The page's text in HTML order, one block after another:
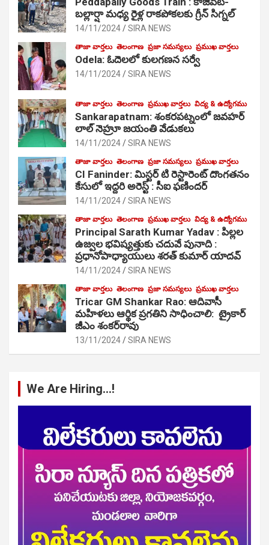
బల్లార్షా మధ్య రైళ్ల రాకపోకలకు గ్రీన్ సిగ్నల్
14/11/2024 SIRA NEWS
తాజా వార్తలు తెలంగాణ ప్రజా సమస్యలు ప్రముఖ వార్తలు
Odela: ఓదెలలో కులగణన సర్వే
14/11/2024 SIRA NEWS
తాజా వార్తలు తెలంగాణ ప్రముఖ వార్తలు విద్య & ఉద్యోగము
Sankarapatnam: శంకరపట్నంలో జవహర్
లాల్ నెహ్రూ జయంతి వేడుకలు
14/11/2024 SIRA NEWS
తాజా వార్తలు తెలంగాణ ప్రజా సమస్యలు ప్రముఖ వార్తలు
CI Faninder: మిస్టర్ టి రెస్టారెంట్ దొంగతనం
కేసులో ఇద్దరి అరెస్ట్ : సీఐ ఫణిందర్
14/11/2024 SIRA NEWS
తాజా వార్తలు తెలంగాణ ప్రముఖ వార్తలు విద్య & ఉద్యోగము
Principal Sarath Kumar Yadav : పిల్లల
ఉజ్వల భవిష్యత్తుకు చదువే పునాది :
ప్రధానోపాధ్యాయులు శరత్ కుమార్ యాదవ్
14/11/2024 SIRA NEWS
తాజా వార్తలు తెలంగాణ ప్రజా సమస్యలు ప్రముఖ వార్తలు
Tricar GM Shankar Rao: ఆదివాసీ
మహిళలు ఆర్థిక ప్రగతిని సాధించాలి: ట్రైకార్
జీఎం శంకర్‌రావు
13/11/2024 SIRA NEWS
We Are Hiring…!